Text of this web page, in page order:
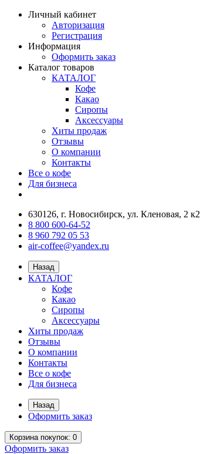
Личный кабинет
Авторизация
Регистрация
Информация
Оформить заказ
Каталог товаров
КАТАЛОГ
Кофе
Какао
Сиропы
Аксессуары
Хиты продаж
Отзывы
О компании
Контакты
Все о кофе
Для бизнеса
630126, г. Новосибирск, ул. Кленовая, 2 к2
8 800 600-64-52
8 960 792 05 53
air-coffee@yandex.ru
Назад
КАТАЛОГ
Кофе
Какао
Сиропы
Аксессуары
Хиты продаж
Отзывы
О компании
Контакты
Все о кофе
Для бизнеса
Назад
Оформить заказ
Корзина покупок: 0
Оформить заказ